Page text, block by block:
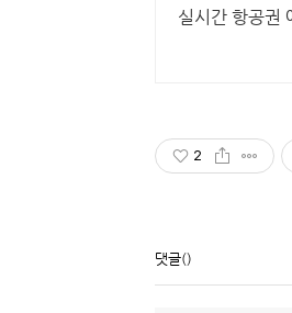
실시간 항공권
2
댓글()